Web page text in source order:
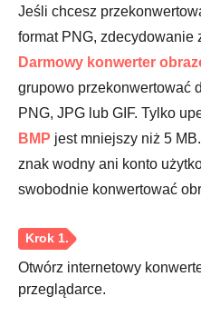
Jeśli chcesz
format PNG, zdecydowanie
Darmowy konwerter
grupowo przekonwertować
PNG, JPG lub GIF. Tylko
BMP jest mniejszy niż 5
znak wodny ani konto
swobodnie konwertować
Otwórz internetowy
przeglądarce.